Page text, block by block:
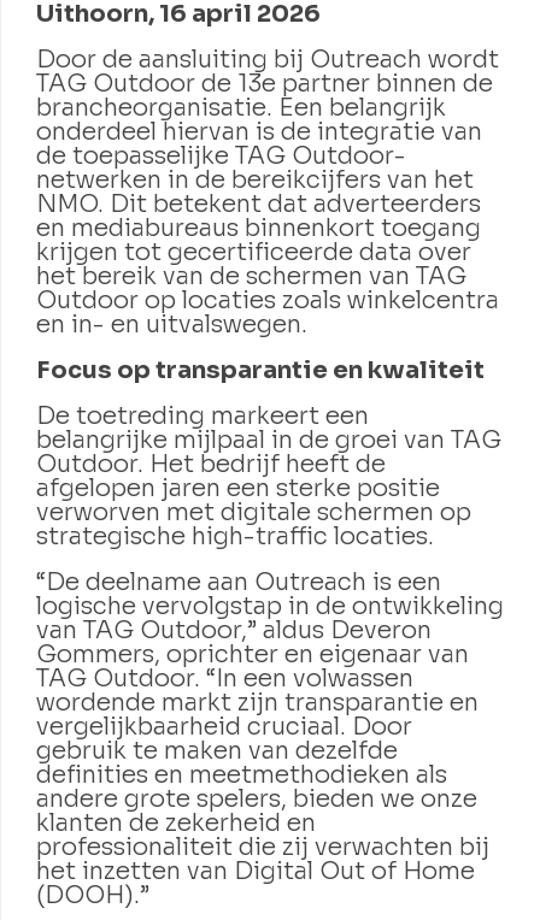
Uithoorn, 16 april 2026
Door de aansluiting bij Outreach wordt
TAG Outdoor de 13e partner binnen de
brancheorganisatie. Een belangrijk
onderdeel hiervan is de integratie van
de toepasselijke TAG Outdoor-
netwerken in de bereikcijfers van het
NMO. Dit betekent dat adverteerders
en mediabureaus binnenkort toegang
krijgen tot gecertificeerde data over
het bereik van de schermen van TAG
Outdoor op locaties zoals winkelcentra
en in- en uitvalswegen.
Focus op transparantie en kwaliteit
De toetreding markeert een
belangrijke mijlpaal in de groei van TAG
Outdoor. Het bedrijf heeft de
afgelopen jaren een sterke positie
verworven met digitale schermen op
strategische high-traffic locaties.
“De deelname aan Outreach is een
logische vervolgstap in de ontwikkeling
van TAG Outdoor,” aldus Deveron
Gommers, oprichter en eigenaar van
TAG Outdoor. “In een volwassen
wordende markt zijn transparantie en
vergelijkbaarheid cruciaal. Door
gebruik te maken van dezelfde
definities en meetmethodieken als
andere grote spelers, bieden we onze
klanten de zekerheid en
professionaliteit die zij verwachten bij
het inzetten van Digital Out of Home
(DOOH).”